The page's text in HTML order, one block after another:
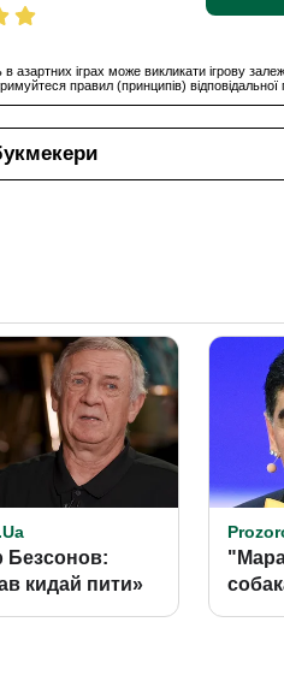
в азартних іграх може викликати ігрову
правил (принципів) відповідальної